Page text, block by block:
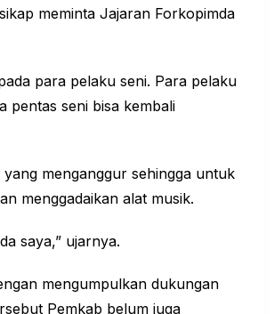
meminta Jajaran Forkopimda
para pelaku seni. Para pelaku
pentas seni bisa kembali
menganggur sehingga untuk
menggadaikan alat musik.
saya,” ujarnya.
mengumpulkan dukungan
Pemkab belum juga